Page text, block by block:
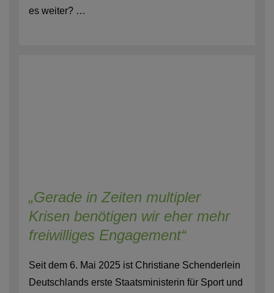
es weiter? …
„Gerade in Zeiten multipler
Krisen benötigen wir eher mehr
freiwilliges Engagement“
Seit dem 6. Mai 2025 ist Christiane Schenderlein
Deutschlands erste Staatsministerin für Sport und